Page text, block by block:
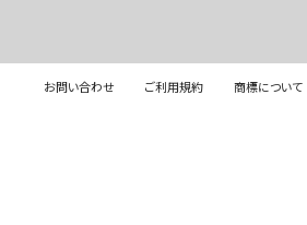
お問い合わせ ご利用規約 商標について